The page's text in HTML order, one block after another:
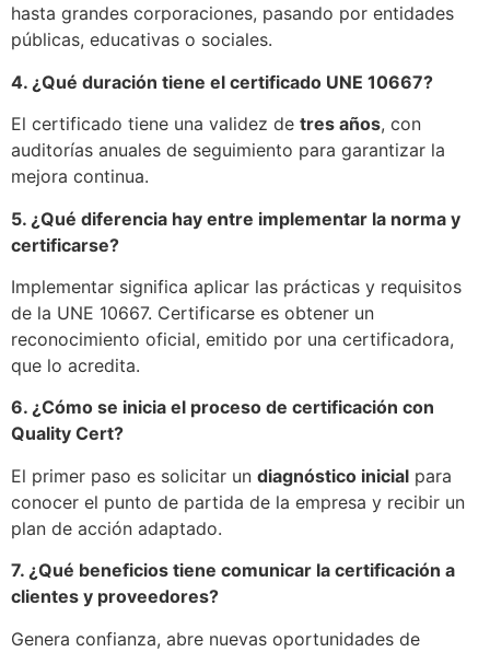
hasta grandes corporaciones, pasando por entidades
públicas, educativas o sociales.
4. ¿Qué duración tiene el certificado UNE 10667?
El certificado tiene una validez de tres años, con
auditorías anuales de seguimiento para garantizar la
mejora continua.
5. ¿Qué diferencia hay entre implementar la norma y
certificarse?
Implementar significa aplicar las prácticas y requisitos
de la UNE 10667. Certificarse es obtener un
reconocimiento oficial, emitido por una certificadora,
que lo acredita.
6. ¿Cómo se inicia el proceso de certificación con
Quality Cert?
El primer paso es solicitar un diagnóstico inicial para
conocer el punto de partida de la empresa y recibir un
plan de acción adaptado.
7. ¿Qué beneficios tiene comunicar la certificación a
clientes y proveedores?
Genera confianza, abre nuevas oportunidades de